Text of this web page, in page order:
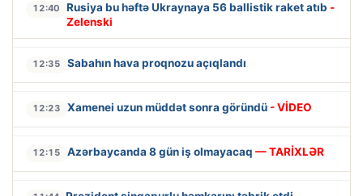
12:40 Rusiya bu həftə Ukraynaya 56 ballistik raket atıb -
Zelenski
12:35 Sabahın hava proqnozu açıqlandı
12:23 Xamenei uzun müddət sonra göründü - VİDEO
12:15 Azərbaycanda 8 gün iş olmayacaq — TARİXLƏR